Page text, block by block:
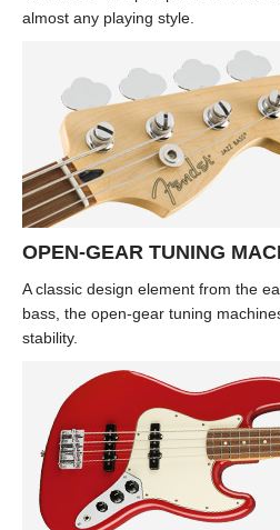
almost any playing style.
OPEN-GEAR TUNING
A classic design element from the
bass, the open-gear tuning
stability.